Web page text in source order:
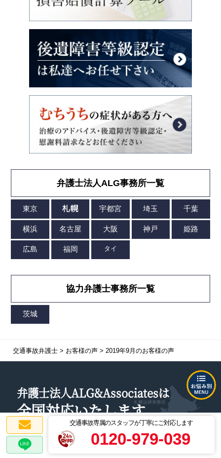
交通事故専属のスタッフが丁寧にご対応します
0120-979-039
弁護士法人ALG事務所一覧
協力弁護士事務所一覧
交通事故弁護士> お客様の声> 2019年9月のお客様の声
弁護士法人ALG&Associatesは
全国対応いたします
ご来所が難しい遠方にお住いの方でもお電話による
法律相談が可能です。